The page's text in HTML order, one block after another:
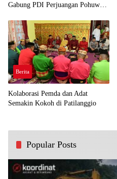
Gabung PDI Perjuangan Pohuwato
Berita
Kolaborasi Pemda dan Adat
Semakin Kokoh di Patilanggio
Popular Posts